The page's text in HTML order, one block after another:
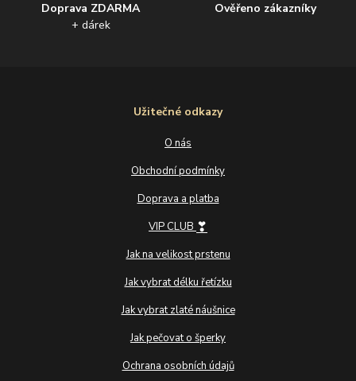
Doprava ZDARMA
+ dárek
Ověřeno zákazníky
Užitečné odkazy
O nás
Obchodní podmínky
Doprava a platba
VIP CLUB ❣
Jak na velikost prstenu
Jak vybrat délku řetízku
Jak vybrat zlaté náušnice
Jak pečovat o šperky
Ochrana osobních údajů